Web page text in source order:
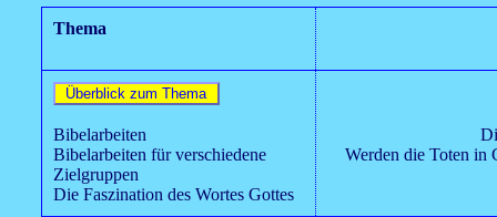
Thema
Bibelarbeiten
Bibelarbeiten für verschiedene
Zielgruppen
Die Faszination des Wortes Gottes
Werden die Toten in